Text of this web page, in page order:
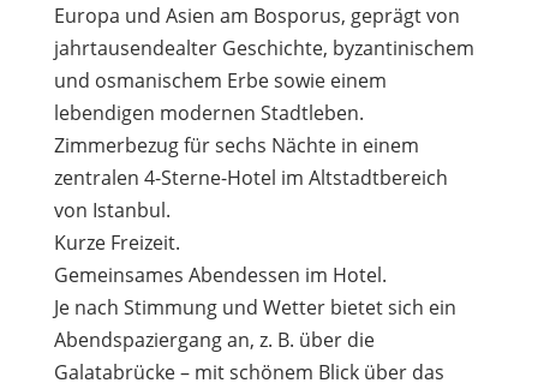
Europa und Asien am Bosporus, geprägt von
jahrtausendealter Geschichte, byzantinischem
und osmanischem Erbe sowie einem
lebendigen modernen Stadtleben.
Zimmerbezug für sechs Nächte in einem
zentralen 4-Sterne-Hotel im Altstadtbereich
von Istanbul.
Kurze Freizeit.
Gemeinsames Abendessen im Hotel.
Je nach Stimmung und Wetter bietet sich ein
Abendspaziergang an, z. B. über die
Galatabrücke – mit schönem Blick über das